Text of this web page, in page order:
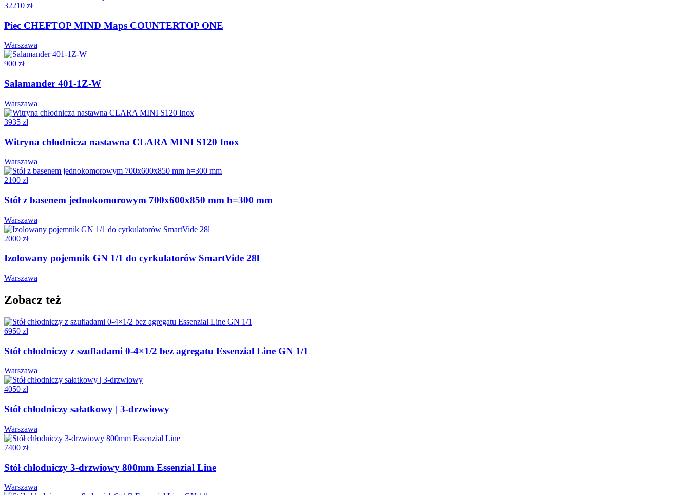
32210 zł
Piec CHEFTOP MIND Maps COUNTERTOP ONE
Warszawa
900 zł
Salamander 401-1Z-W
Warszawa
3935 zł
Witryna chłodnicza nastawna CLARA MINI S120 Inox
Warszawa
2100 zł
Stół z basenem jednokomorowym 700x600x850 mm h=300 mm
Warszawa
2000 zł
Izolowany pojemnik GN 1/1 do cyrkulatorów SmartVide 28l
Warszawa
Zobacz też
6950 zł
Stół chłodniczy z szufladami 0-4×1/2 bez agregatu Essenzial Line GN 1/1
Warszawa
4050 zł
Stół chłodniczy sałatkowy | 3-drzwiowy
Warszawa
7400 zł
Stół chłodniczy 3-drzwiowy 800mm Essenzial Line
Warszawa